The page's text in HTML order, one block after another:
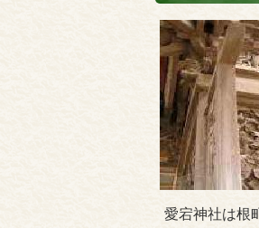
愛宕神社は根